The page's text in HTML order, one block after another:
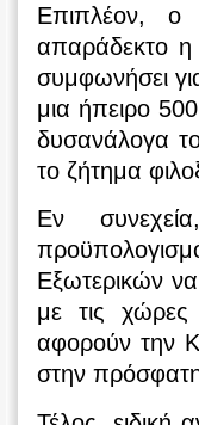
Επιπλέον, ο
απαράδεκτο
συμφωνήσει
μια ήπειρο
δυσανάλογα
το ζήτημα
Εν
Εξωτερικών
με τις
αφορούν την
στην